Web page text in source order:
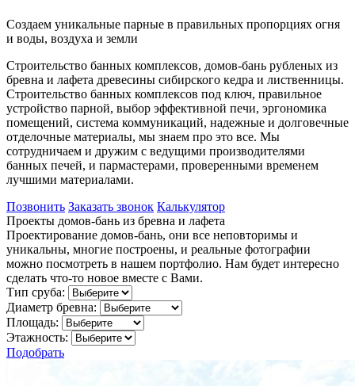
Создаем уникальные парные в правильных пропорциях огня
и воды, воздуха и земли
Строительство банных комплексов, домов-бань рубленых из
бревна и лафета древесины сибирского кедра и лиственницы.
Строительство банных комплексов под ключ, правильное
устройство парной, выбор эффективной печи, эргономика
помещений, система коммуникаций, надежные и долговечные
отделочные материалы, мы знаем про это все. Мы
сотрудничаем и дружим с ведущими производителями
банных печей, и пармастерами, проверенными временем
лучшими материалами.
Позвонить Заказать звонок Калькулятор
Проекты домов-бань из бревна и лафета
Проектирование домов-бань, они все неповторимы и
уникальны, многие построены, и реальные фотографии
можно посмотреть в нашем портфолио. Нам будет интересно
сделать что-то новое вместе с Вами.
Тип сруба:
Диаметр бревна:
Площадь:
Этажность:
Подобрать